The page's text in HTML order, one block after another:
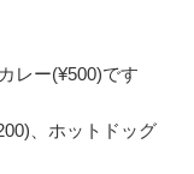
レー(¥500)です
、ホットドッグ